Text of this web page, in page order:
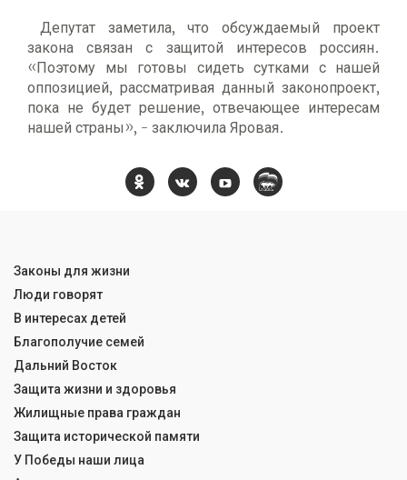
Депутат заметила, что обсуждаемый проект
закона связан с защитой интересов россиян.
«Поэтому мы готовы сидеть сутками с нашей
оппозицией, рассматривая данный законопроект,
пока не будет решение, отвечающее интересам
нашей страны», - заключила Яровая.
Законы для жизни
Люди говорят
В интересах детей
Благополучие семей
Дальний Восток
Защита жизни и здоровья
Жилищные права граждан
Защита исторической памяти
У Победы наши лица